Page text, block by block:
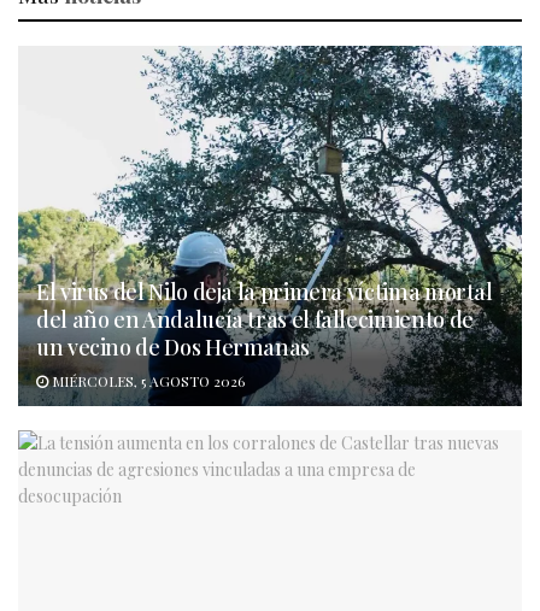
El virus del Nilo deja la primera víctima mortal
del año en Andalucía tras el fallecimiento de
un vecino de Dos Hermanas
MIÉRCOLES, 5 AGOSTO 2026